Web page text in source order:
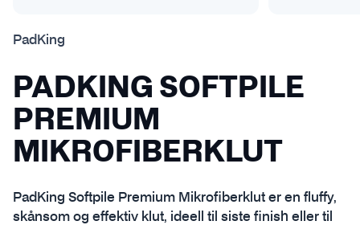
PadKing
PADKING SOFTPILE
PREMIUM
MIKROFIBERKLUT
PadKing Softpile Premium Mikrofiberklut er en fluffy,
skånsom og effektiv klut, ideell til siste finish eller til